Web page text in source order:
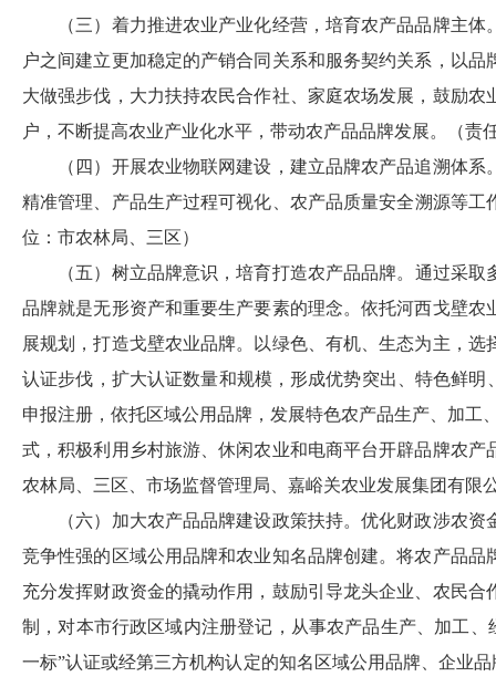
（三）着力推进农业产业化经营，培育农产品品牌主体
户之间建立更加稳定的产销合同关系和服务契约关系，以
大做强步伐，大力扶持农民合作社、家庭农场发展，鼓励
户，不断提高农业产业化水平，带动农产品品牌发展。（责
（四）开展农业物联网建设，建立品牌农产品追溯体系
精准管理、 产品生产过程可视化、 农产品质量安全溯源等工
位：市农林局、三区）
（五）树立品牌意识，培育打造农产品品牌。 通过采取
品牌就是无形资产和重要生产要素的理念。依托河西戈壁农
展规划，打造戈壁农业品牌。以绿色、有机、生态为主，
认证步伐，扩大认证数量和规模，形成优势突出、特色鲜明
申报注册，依托区域公用品牌，发展特色农产品生产、加
式，积极利用乡村旅游、休闲农业和电商平台开辟品牌农
农林局、三区、市场监督管理局、 嘉峪关农业发展集团有限
（六）加大农产品品牌建设政策扶持。优化财政涉农资
竞争性强的区域公用品牌和农业知名品牌创建。将农产品
充分发挥财政资金的撬动作用，鼓励引导龙头企业、农民
制，对本市行政区域内注册登记，从事农产品生产、加工
一标”认证或经第三方机构认定的知名区域公用品牌、企业